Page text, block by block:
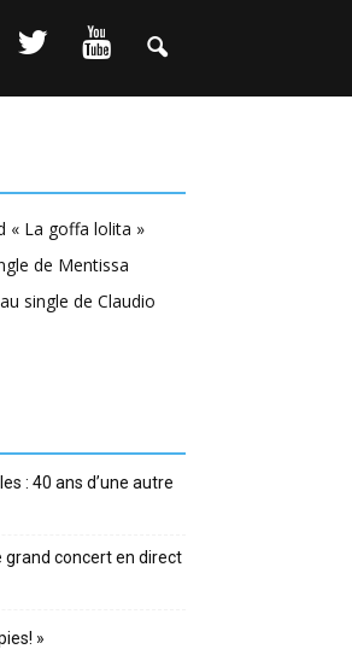
« La goffa lolita »
de Mentissa
single de Claudio
: 40 ans d’une autre
grand concert en direct
»